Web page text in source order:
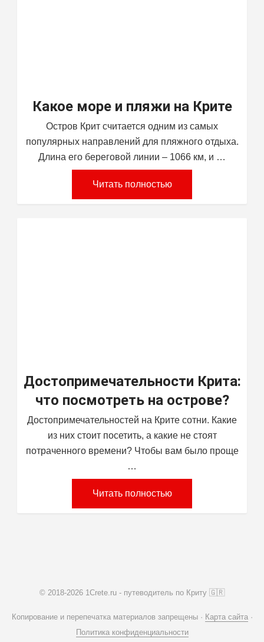
Какое море и пляжи на Крите
Остров Крит считается одним из самых
популярных направлений для пляжного отдыха.
Длина его береговой линии – 1066 км, и …
Читать полностью
Достопримечательности Крита:
что посмотреть на острове?
Достопримечательностей на Крите сотни. Какие
из них стоит посетить, а какие не стоят
потраченного времени? Чтобы вам было проще
…
Читать полностью
© 2018-2026 1Crete.ru - путеводитель по Криту 🇬🇷
Копирование и перепечатка материалов запрещены · Карта сайта·
Политика конфиденциальности